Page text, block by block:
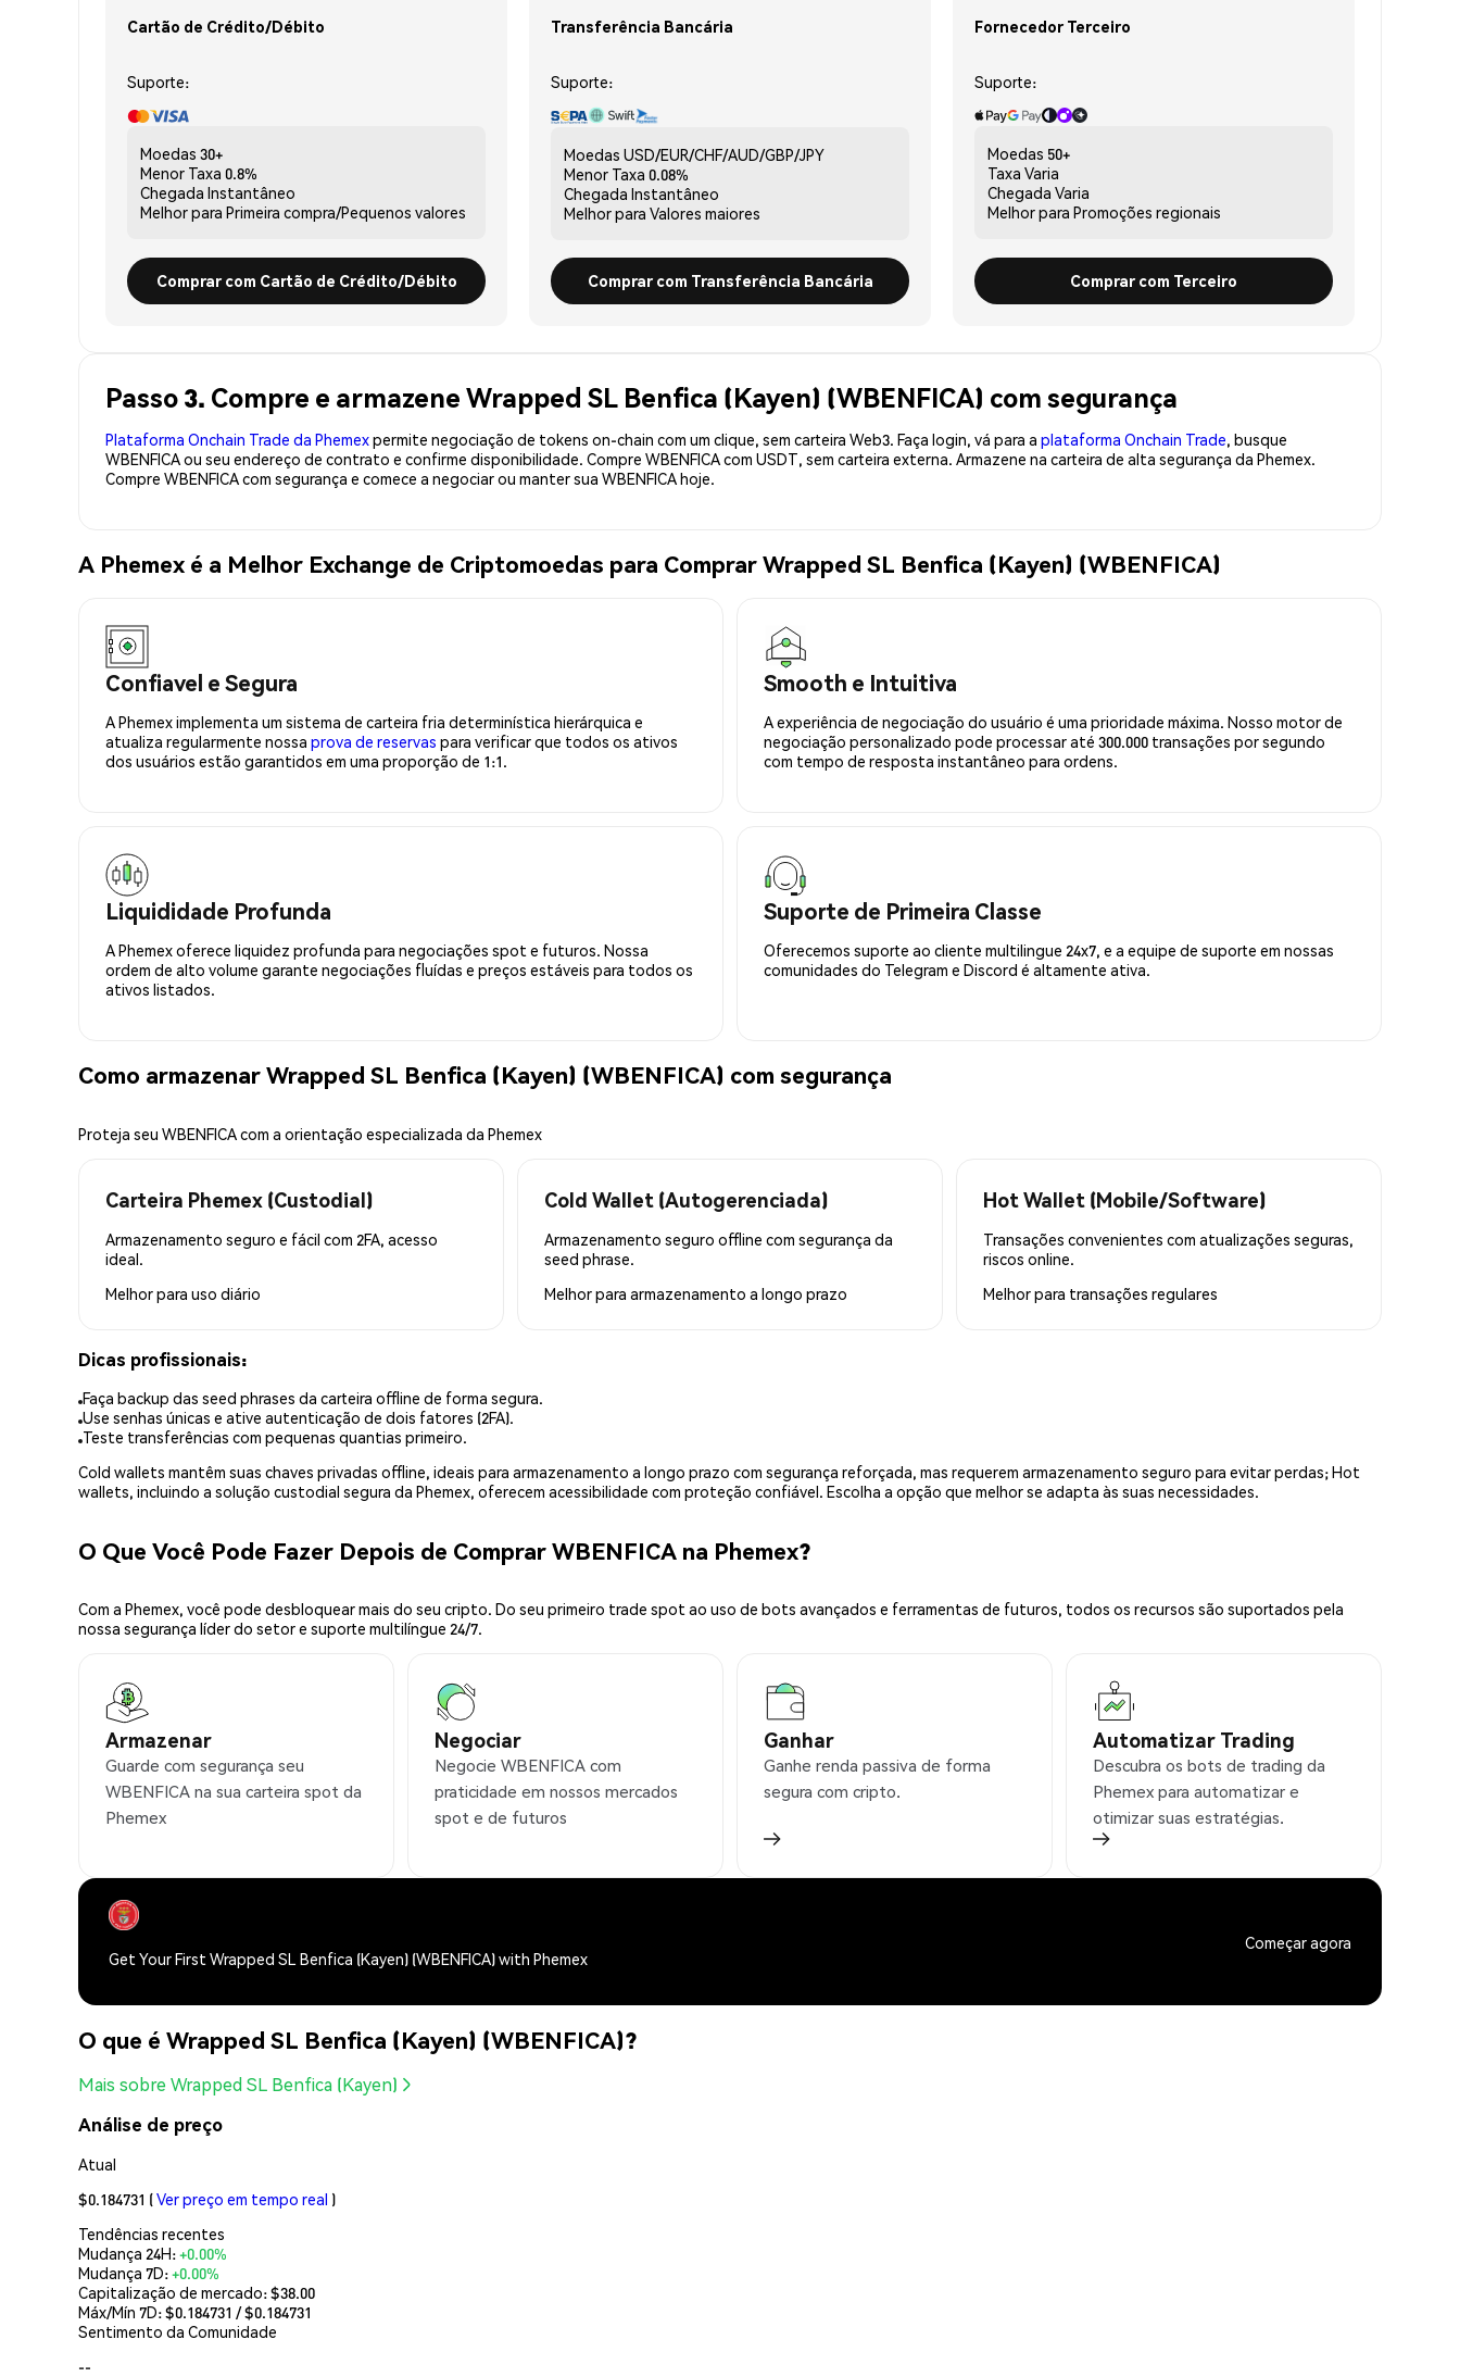
Cartão de Crédito/Débito
Suporte:
Moedas 30+
Menor Taxa 0.8%
Chegada Instantâneo
Melhor para Primeira compra/Pequenos valores
Comprar com Cartão de Crédito/Débito
Transferência Bancária
Suporte:
Moedas USD/EUR/CHF/AUD/GBP/JPY
Menor Taxa 0.08%
Chegada Instantâneo
Melhor para Valores maiores
Comprar com Transferência Bancária
Fornecedor Terceiro
Suporte:
Moedas 50+
Taxa Varia
Chegada Varia
Melhor para Promoções regionais
Comprar com Terceiro
Passo 3. Compre e armazene Wrapped SL Benfica (Kayen) (WBENFICA) com segurança
Plataforma Onchain Trade da Phemexpermite negociação de tokens on-chain com um clique, sem carteira Web3. Faça login, vá para a plataforma Onchain Trade, busque
WBENFICA ou seu endereço de contrato e confirme disponibilidade. Compre WBENFICA com USDT, sem carteira externa. Armazene na carteira de alta segurança da Phemex.
Compre WBENFICA com segurança e comece a negociar ou manter sua WBENFICA hoje.
A Phemex é a Melhor Exchange de Criptomoedas para Comprar Wrapped SL Benfica (Kayen) (WBENFICA)
Confiavel e Segura
A Phemex implementa um sistema de carteira fria determinística hierárquica e
atualiza regularmente nossa prova de reservas para verificar que todos os ativos
dos usuários estão garantidos em uma proporção de 1:1.
Smooth e Intuitiva
A experiência de negociação do usuário é uma prioridade máxima. Nosso motor de
negociação personalizado pode processar até 300.000 transações por segundo
com tempo de resposta instantâneo para ordens.
Liquididade Profunda
A Phemex oferece liquidez profunda para negociações spot e futuros. Nossa
ordem de alto volume garante negociações fluídas e preços estáveis para todos os
ativos listados.
Suporte de Primeira Classe
Oferecemos suporte ao cliente multilingue 24x7, e a equipe de suporte em nossas
comunidades do Telegram e Discord é altamente ativa.
Como armazenar Wrapped SL Benfica (Kayen) (WBENFICA) com segurança
Proteja seu WBENFICA com a orientação especializada da Phemex
Carteira Phemex (Custodial)
Armazenamento seguro e fácil com 2FA, acesso
ideal.
Melhor para uso diário
Cold Wallet (Autogerenciada)
Armazenamento seguro offline com segurança da
seed phrase.
Melhor para armazenamento a longo prazo
Hot Wallet (Mobile/Software)
Transações convenientes com atualizações seguras,
riscos online.
Melhor para transações regulares
Dicas profissionais:
Faça backup das seed phrases da carteira offline de forma segura.
Use senhas únicas e ative autenticação de dois fatores (2FA).
Teste transferências com pequenas quantias primeiro.
Cold wallets mantêm suas chaves privadas offline, ideais para armazenamento a longo prazo com segurança reforçada, mas requerem armazenamento seguro para evitar perdas; Hot
wallets, incluindo a solução custodial segura da Phemex, oferecem acessibilidade com proteção confiável. Escolha a opção que melhor se adapta às suas necessidades.
O Que Você Pode Fazer Depois de Comprar WBENFICA na Phemex?
Com a Phemex, você pode desbloquear mais do seu cripto. Do seu primeiro trade spot ao uso de bots avançados e ferramentas de futuros, todos os recursos são suportados pela
nossa segurança líder do setor e suporte multilíngue 24/7.
Armazenar
Guarde com segurança seu
WBENFICA na sua carteira spot da
Phemex
Negociar
Negocie WBENFICA com
praticidade em nossos mercados
spot e de futuros
Ganhar
Ganhe renda passiva de forma
segura com cripto.
Automatizar Trading
Descubra os bots de trading da
Phemex para automatizar e
otimizar suas estratégias.
Get Your First Wrapped SL Benfica (Kayen) (WBENFICA) with Phemex
Começar agora
O que é Wrapped SL Benfica (Kayen) (WBENFICA)?
Mais sobre Wrapped SL Benfica (Kayen)
Análise de preço
Atual
$0.184731 (Ver preço em tempo real )
Tendências recentes
Mudança 24H:+0.00%
Mudança 7D:+0.00%
Capitalização de mercado:$38.00
Máx/Mín 7D: $0.184731 / $0.184731
Sentimento da Comunidade
--